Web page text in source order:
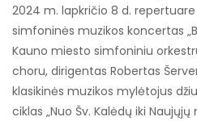
2024 m. lapkričio 8 d.
simfoninės muzikos koncertas
Kauno miesto simfoniniu
choru, dirigentas Robertas
klasikinės muzikos mylėtojus
ciklas „Nuo Šv. Kalėdų iki